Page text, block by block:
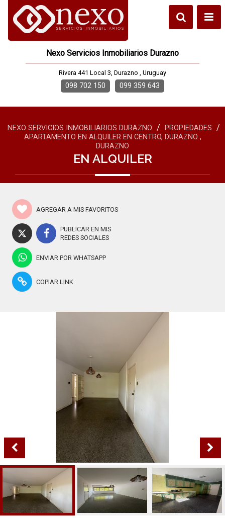
Nexo Servicios Inmobiliarios Durazno
Rivera 441 Local 3, Durazno , Uruguay
098 702 150 099 359 643
NEXO SERVICIOS INMOBILIARIOS DURAZNO / PROPIEDADES /
APARTAMENTO EN ALQUILER EN CENTRO, DURAZNO ,
DURAZNO
EN ALQUILER
AGREGAR A MIS FAVORITOS
PUBLICAR EN MIS
REDES SOCIALES
ENVIAR POR WHATSAPP
COPIAR LINK